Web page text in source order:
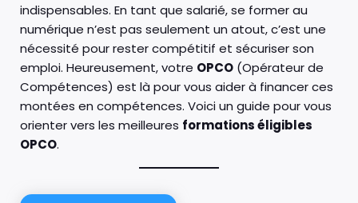
indispensables. En tant que salarié, se former au
numérique n’est pas seulement un atout, c’est une
nécessité pour rester compétitif et sécuriser son
emploi. Heureusement, votre OPCO (Opérateur de
Compétences) est là pour vous aider à financer ces
montées en compétences. Voici un guide pour vous
orienter vers les meilleures formations éligibles
OPCO.